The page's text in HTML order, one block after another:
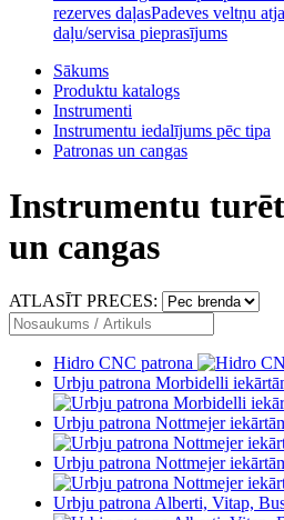
rezerves daļasPadeves veltņu
daļu/servisa pieprasījums
Sākums
Produktu katalogs
Instrumenti
Instrumentu iedalījums pēc tipa
Patronas un cangas
Instrumentu
un cangas
ATLASĪT PRECES:
Hidro CNC patrona
Urbju patrona Morbidelli
Urbju patrona Nottmejer
Urbju patrona Nottmejer
Urbju patrona Alberti, Vitap,